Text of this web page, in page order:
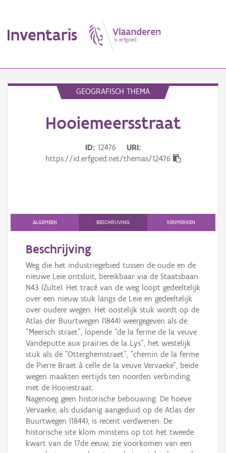
Inventaris
Erfgoedobject
Persoon of collectief
Downloads
Hergebruik
Aanmelden
GEOGRAFISCH THEMA
Hooiemeersstraat
ID 12476
URI
https://id.erfgoed.net/themas/12476
ALGEMEEN BESCHRIJVING KENMERKEN
Beschrijving
Weg die het industriegebied tussen de oude en de
nieuwe Leie ontsluit, bereikbaar via de Staatsbaan
N43 (Zulte). Het tracé van de weg loopt gedeeltelijk
over een nieuw stuk langs de Leie en gedeeltelijk
over oudere wegen. Het oostelijk stuk wordt op de
Atlas der Buurtwegen (1844) weergegeven als de
"Meersch straet", lopende "de la ferme de la veuve
Vandeputte aux prairies de la Lys", het westelijk
stuk als de "Otterghemstraet", "chemin de la ferme
de Pierre Braet à celle de la veuve Vervaeke", beide
wegen maakten eertijds ten noorden verbinding
met de Hooiestraat.
Nagenoeg geen historische bebouwing. De hoeve
Vervaeke, als dusdanig aangeduid op de Atlas der
Buurtwegen (1844), is recent verdwenen. De
historische site klom minstens op tot het tweede
kwart van de 17de eeuw, zie voorkomen van een